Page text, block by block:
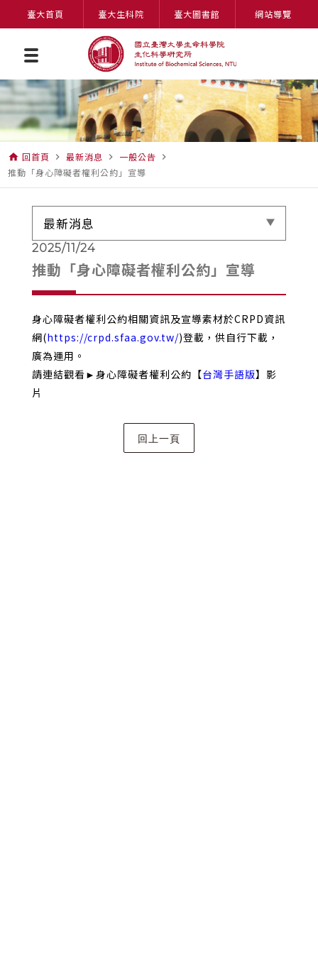
臺大首頁 臺大生科院 臺大圖書館 網站導覽
home 回首頁 navigate_next 最新消息 navigate_next 一般公告 navigate_next
推動「身心障礙者權利公約」宣導
最新消息
2025/11/24
推動「身心障礙者權利公約」宣導
身心障礙者權利公約相關資訊及宣導素材於CRPD資訊
網(https://crpd.sfaa.gov.tw/)登載，供自行下載，
廣為運用。
請連結觀看►身心障礙者權利公約【台灣手語版】影
片